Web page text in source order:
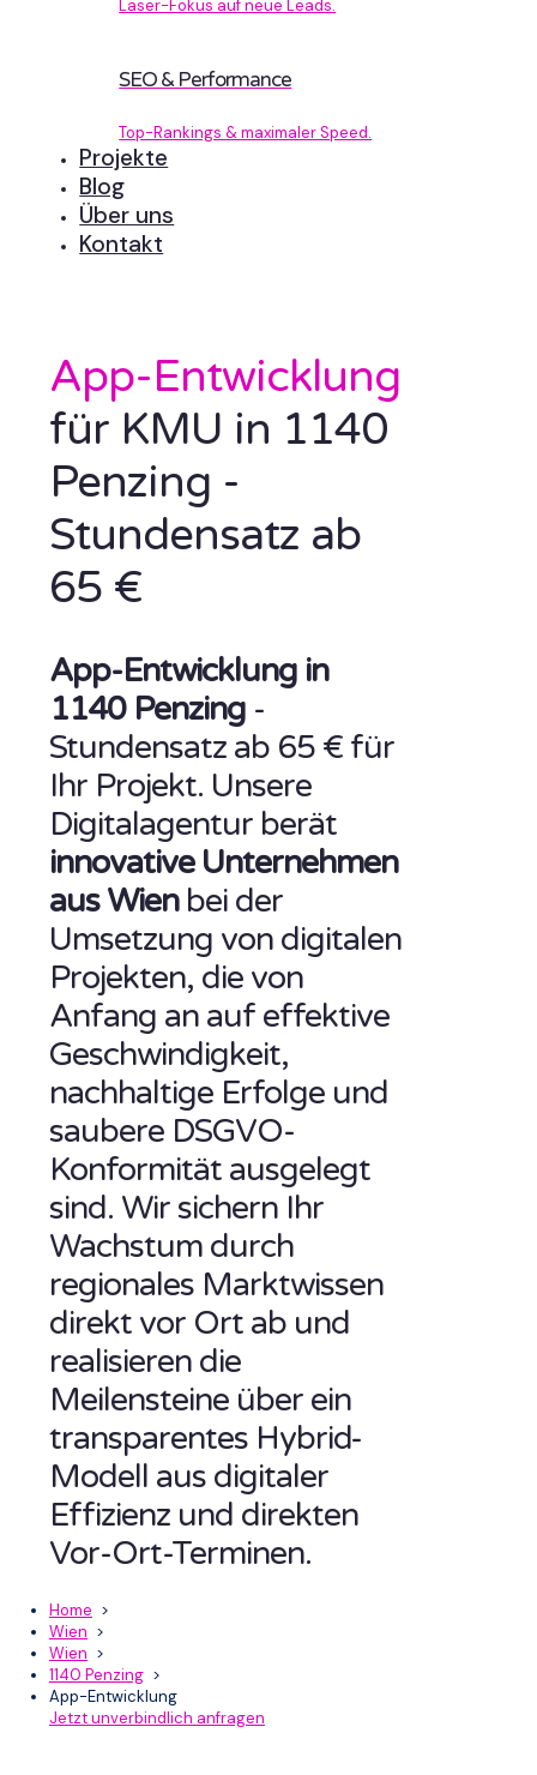
Laser-Fokus auf neue Leads.
SEO & Performance
Top-Rankings & maximaler Speed.
Projekte
Blog
Über uns
Kontakt
App-Entwicklung
für KMU in 1140
Penzing -
Stundensatz ab
65 €
App-Entwicklung in
1140 Penzing -
Stundensatz ab 65 € für
Ihr Projekt. Unsere
Digitalagentur berät
innovative Unternehmen
aus Wienbei der
Umsetzung von digitalen
Projekten, die von
Anfang an auf effektive
Geschwindigkeit,
nachhaltige Erfolge und
saubere DSGVO-
Konformität ausgelegt
sind. Wir sichern Ihr
Wachstum durch
regionales Marktwissen
direkt vor Ort ab und
realisieren die
Meilensteine über ein
transparentes Hybrid-
Modell aus digitaler
Effizienz und direkten
Vor-Ort-Terminen.
Home >
Wien >
Wien >
1140 Penzing >
App-Entwicklung
Jetzt unverbindlich anfragen